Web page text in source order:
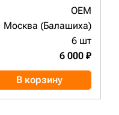
OEM
Москва (Балашиха)
6 шт
6 000 ₽
В корзину